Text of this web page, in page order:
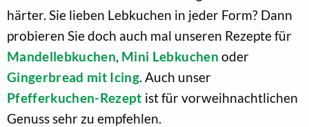
härter. Sie lieben Lebkuchen in jeder Form? Dann
probieren Sie doch auch mal unseren Rezepte für
Mandellebkuchen, Mini Lebkuchen oder
Gingerbread mit Icing. Auch unser
Pfefferkuchen-Rezept ist für vorweihnachtlichen
Genuss sehr zu empfehlen.